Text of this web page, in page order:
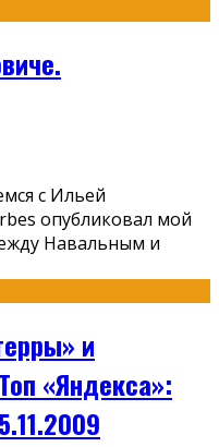
с Ильей
опубликовал мой
Навальным и
и
«Яндекса»: